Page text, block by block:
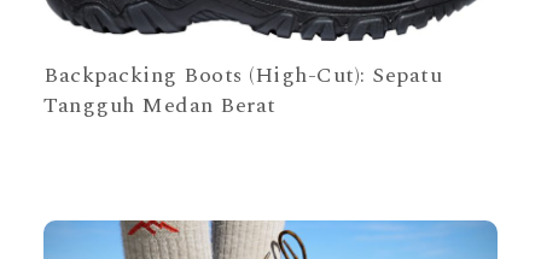
Backpacking Boots (High-Cut): Sepatu
Tangguh Medan Berat